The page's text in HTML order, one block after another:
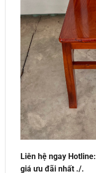
Liên hệ ngay Hotline:
giá ưu đãi nhất ./.